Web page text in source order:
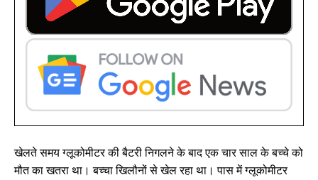
खेलते समय ग्लूकोमीटर की बैटरी निगलने के बाद एक चार साल के बच्चे को
मौत का खतरा था। बच्चा खिलौनों से खेल रहा था। पास में ग्लूकोमीटर